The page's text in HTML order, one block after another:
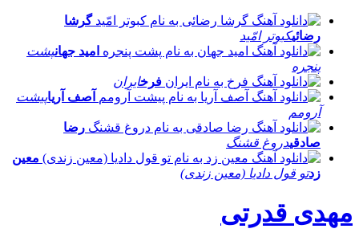
گرشا
رضائیکبوتر امّید
امید جهانپشت
پنجره
فرخایران
آصف آریاپیشت
آرومم
رضا
صادقیدروغ قشنگ
معین
زدتو قول دادیا (معین زندی)
مهدی قدرتی